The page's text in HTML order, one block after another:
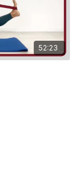
52:23